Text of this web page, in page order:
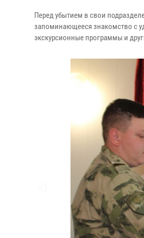
Перед убытием в свои
запоминающееся знакомство с
экскурсионные программы и